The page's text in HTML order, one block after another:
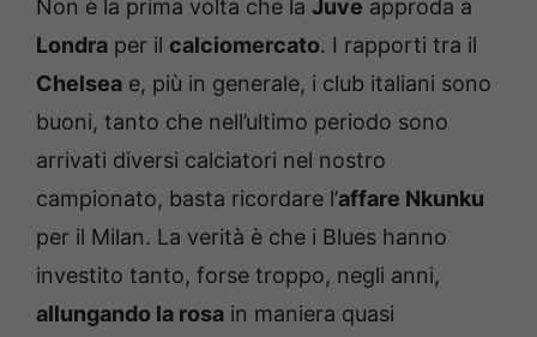
Non è la prima volta che la Juve approda a
Londra per il calciomercato. I rapporti tra il
Chelsea e, più in generale, i club italiani sono
buoni, tanto che nell’ultimo periodo sono
arrivati diversi calciatori nel nostro
campionato, basta ricordare l’affare Nkunku
per il Milan. La verità è che i Blues hanno
investito tanto, forse troppo, negli anni,
allungando la rosa in maniera quasi